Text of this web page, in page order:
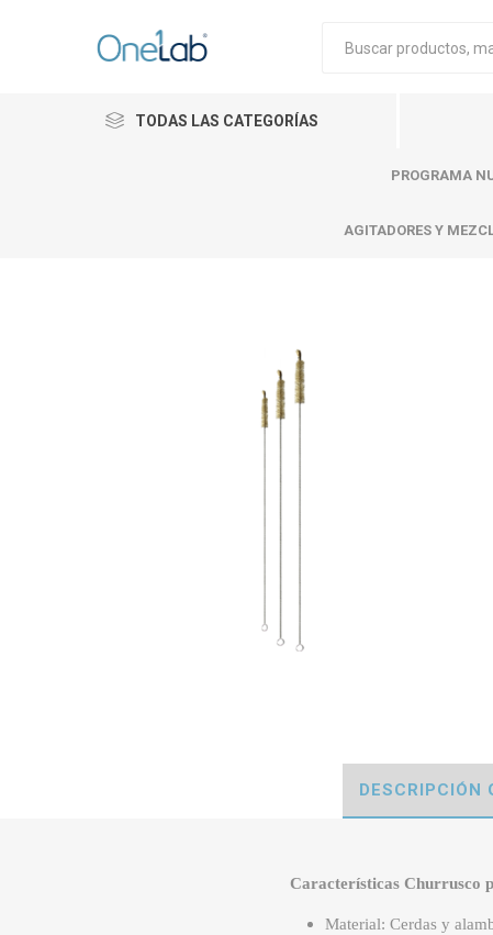
TODAS LAS CATEGORÍAS
PROGRAMA
AGITADORES Y
DESCRIPCIÓN
Características Churrusco
Material: Cerdas y